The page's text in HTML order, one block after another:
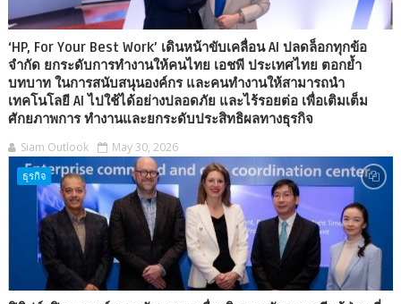
‘HP, For Your Best Work’ เดินหน้าขับเคลื่อน AI ปลดล็อกทุกข้อ
จำกัด ยกระดับการทำงานให้คนไทย เอชพี ประเทศไทย ตอกย้ำ
บทบาท ในการสนับสนุนองค์กร และคนทำงานให้สามารถนำ
เทคโนโลยี AI ไปใช้ได้อย่างปลอดภัย และไร้รอยต่อ เพื่อเติมเต็ม
ศักยภาพการ ทำงานและยกระดับประสิทธิผลทางธุรกิจ
Siam Outlook May 30, 2026
ธุรกิจ